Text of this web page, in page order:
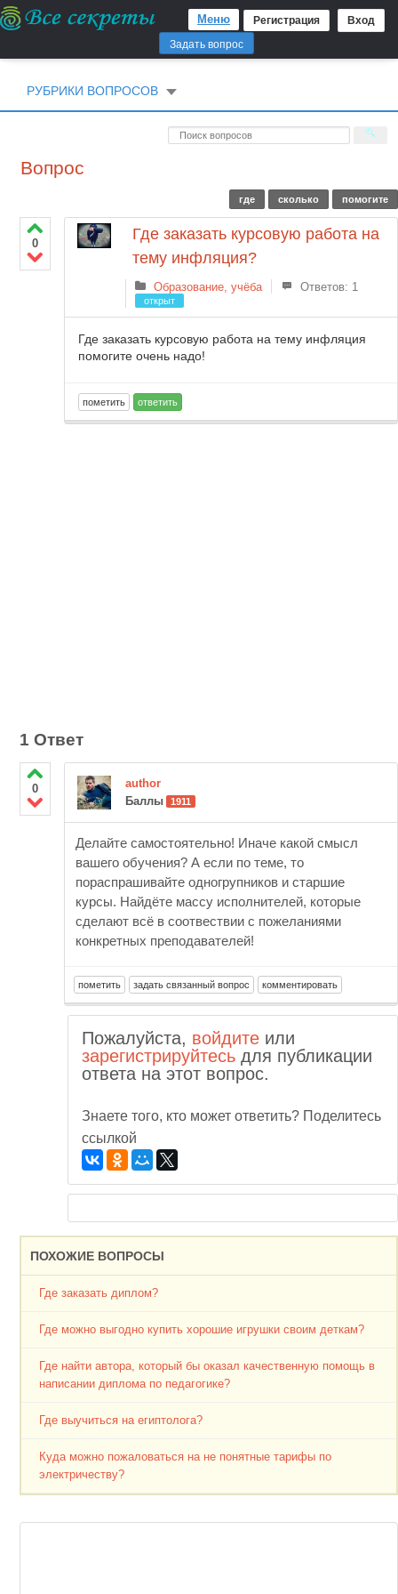
Регистрация Вход
Меню
Задать вопрос
РУБРИКИ ВОПРОСОВ
Вопрос
где сколько помогите
0
Где заказать курсовую работа на
тему инфляция?
Образование, учёба Ответов: 1
открыт
Где заказать курсовую работа на тему инфляция
помогите очень надо!
1 Ответ
0
author
Баллы
1911
Делайте самостоятельно! Иначе какой смысл
вашего обучения? А если по теме, то
пораспрашивайте одногрупников и старшие
курсы. Найдёте массу исполнителей, которые
сделают всё в соотвествии с пожеланиями
конкретных преподавателей!
Пожалуйста, войдите или
зарегистрируйтесь для публикации
ответа на этот вопрос.
Знаете того, кто может ответить? Поделитесь
ссылкой
ПОХОЖИЕ ВОПРОСЫ
Где заказать диплом?
Где можно выгодно купить хорошие игрушки своим деткам?
Где найти автора, который бы оказал качественную помощь в
написании диплома по педагогике?
Где выучиться на египтолога?
Куда можно пожаловаться на не понятные тарифы по
электричеству?